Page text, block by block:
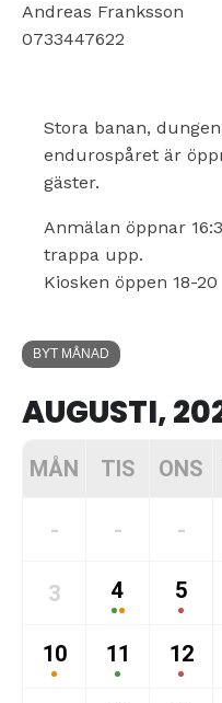
Andreas Franksson
0733447622
Stora banan,
endurospåret är
gäster.
Anmälan öppnar
trappa upp.
Kiosken öppen 18-20
BYT MÅNAD
AUGUSTI,
MÅN TIS ONS
- - -
3 4 5
10 11 12